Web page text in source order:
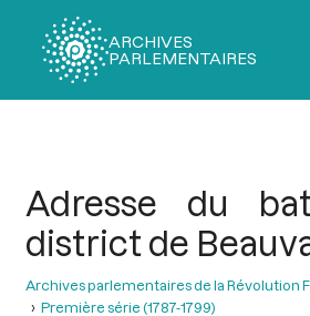
ARCHIVES
PARLEMENTAIRES
Adresse du
district de
Archives parlementaires de la Révolution
Première série (1787-1799)